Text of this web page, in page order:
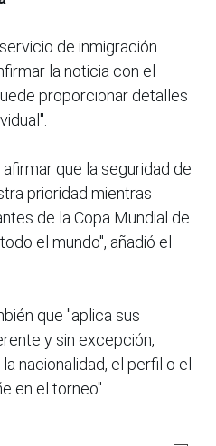
de inmigración
la noticia con el
proporcionar detalles
que la seguridad de
prioridad mientras
de la Copa Mundial de
el mundo", añadió el
que "aplica sus
y sin excepción,
nacionalidad, el perfil o el
en el torneo".